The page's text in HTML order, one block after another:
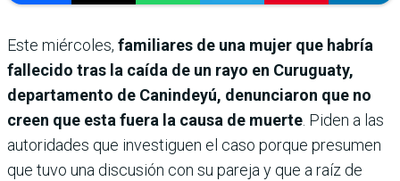
Este miércoles, familiares de una mujer que habría
fallecido tras la caída de un rayo en Curuguaty,
departamento de Canindeyú, denunciaron que no
creen que esta fuera la causa de muerte. Piden a las
autoridades que investiguen el caso porque presumen
que tuvo una discusión con su pareja y que a raíz de